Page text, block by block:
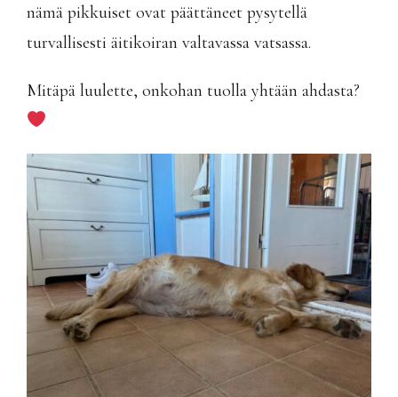
nämä pikkuiset ovat päättäneet pysytellä
turvallisesti äitikoiran valtavassa vatsassa.
Mitäpä luulette, onkohan tuolla yhtään ahdasta?